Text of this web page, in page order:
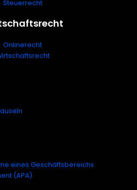
Steuerrecht
Onlinerecht
eines Geschäftsbereichs
(APA)